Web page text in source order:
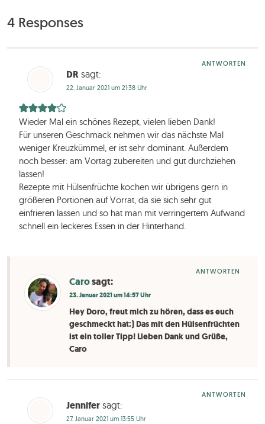
4 Responses
DR sagt:
22. Januar 2021 um 21:38 Uhr
Wieder Mal ein schönes Rezept, vielen lieben Dank!
Für unseren Geschmack nehmen wir das nächste Mal
weniger Kreuzkümmel, er ist sehr dominant. Außerdem
noch besser: am Vortag zubereiten und gut durchziehen
lassen!
Rezepte mit Hülsenfrüchte kochen wir übrigens gern in
größeren Portionen auf Vorrat, da sie sich sehr gut
einfrieren lassen und so hat man mit verringertem Aufwand
schnell ein leckeres Essen in der Hinterhand.
ANTWORTEN
Carosagt:
23. Januar 2021 um 14:57 Uhr
Hey Doro, freut mich zu hören, dass es euch
geschmeckt hat:) Das mit den Hülsenfrüchten
ist ein toller Tipp! Lieben Dank und Grüße,
Caro
ANTWORTEN
Jennifer sagt:
27. Januar 2021 um 13:55 Uhr
ANTWORTEN